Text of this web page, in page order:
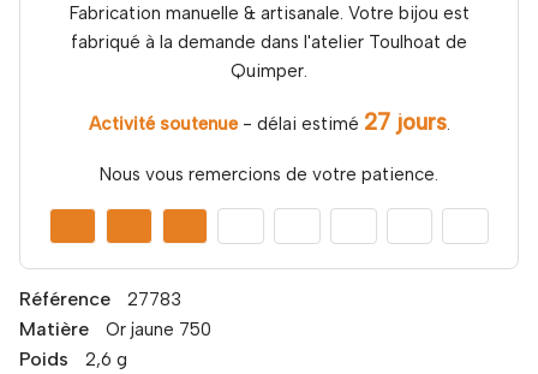
Fabrication manuelle & artisanale. Votre bijou est
fabriqué à la demande dans l'atelier Toulhoat de
Quimper.
Activité soutenue- délai estimé 27 jours.
Nous vous remercions de votre patience.
Référence 27783
Matière Or jaune 750
Poids 2,6 g